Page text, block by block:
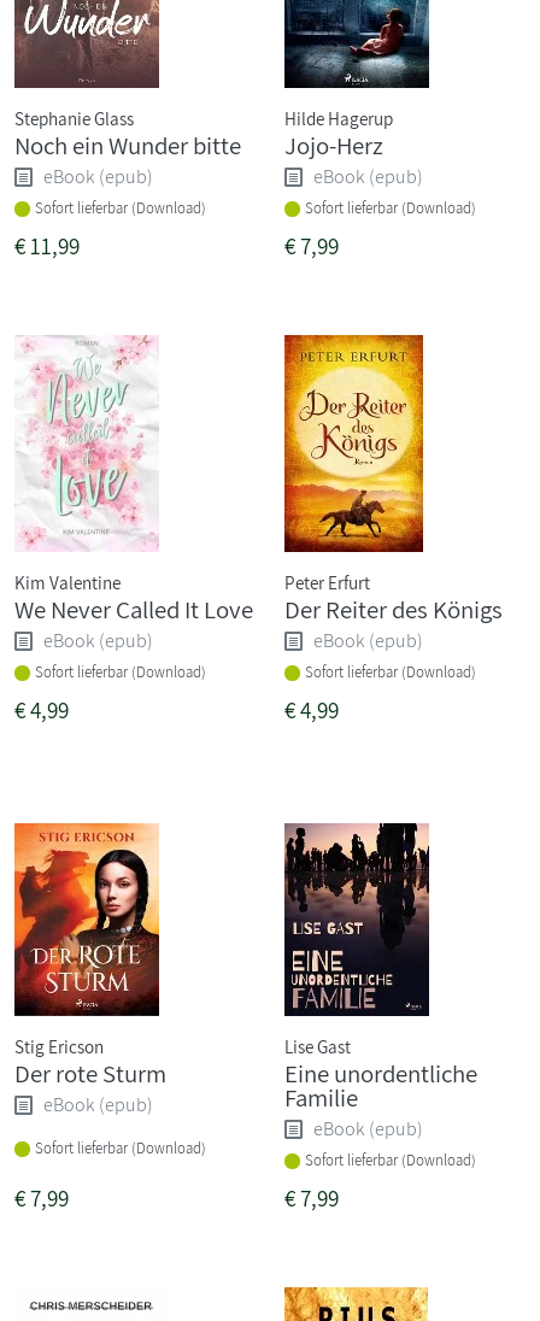
Stephanie Glass
Noch ein Wunder bitte
eBook (epub)
Sofort lieferbar (Download)
€11,99
Hilde Hagerup
Jojo-Herz
eBook (epub)
Sofort lieferbar (Download)
€7,99
Kim Valentine
We Never Called It Love
eBook (epub)
Sofort lieferbar (Download)
€4,99
Peter Erfurt
Der Reiter des Königs
eBook (epub)
Sofort lieferbar (Download)
€4,99
Stig Ericson
Der rote Sturm
eBook (epub)
Sofort lieferbar (Download)
€7,99
Lise Gast
Eine unordentliche
Familie
eBook (epub)
Sofort lieferbar (Download)
€7,99